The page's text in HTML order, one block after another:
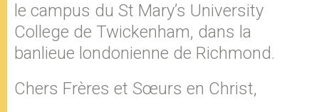
le campus du St Mary’s University
College de Twickenham, dans la
banlieue londonienne de Richmond.
Chers Frères et Sœurs en Christ,